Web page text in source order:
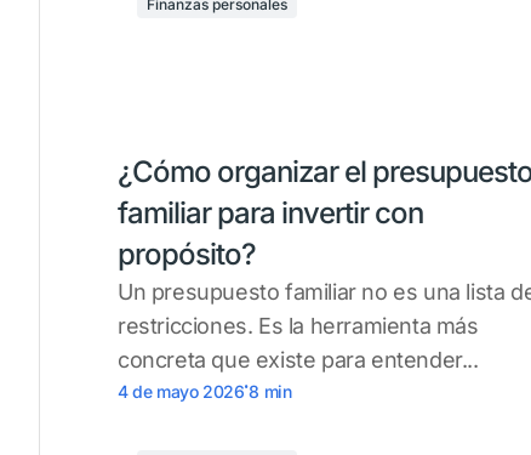
Finanzas personales
¿Cómo organizar el
familiar para invertir con
propósito?
Un presupuesto familiar no es una lista
restricciones. Es la herramienta más
concreta que existe para entender...
4 de mayo 2026.8 min